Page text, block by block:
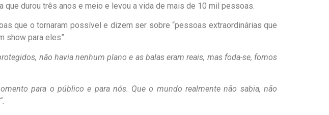
durou três anos e meio e levou a vida de mais de 10 mil pessoas.
que o tornaram possível e dizem ser sobre “pessoas extraordinárias que
show para eles”.
não havia nenhum plano e as balas eram reais, mas foda-se, fomos
para o público e para nós. Que o mundo realmente não sabia, não